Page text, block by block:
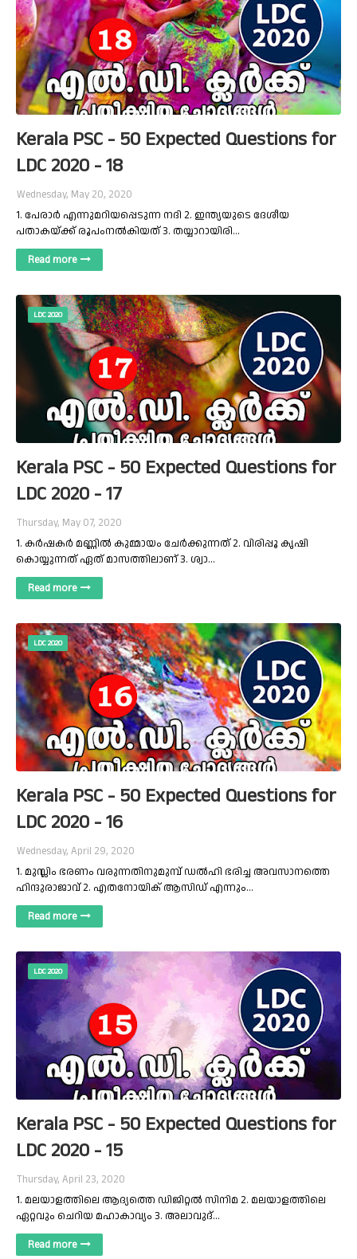
Kerala PSC - 50 Expected Questions for
LDC 2020 - 18
Wednesday, May 20, 2020
1. പേരാർ എന്നുമറിയപ്പെടുന്ന നദി 2. ഇന്ത്യയുടെ ദേശീയ
പതാകയ്ക്ക് രൂപംനൽകിയത് 3. തയ്യാറായിരി…
Read more
LDC 2020
Kerala PSC - 50 Expected Questions for
LDC 2020 - 17
Thursday, May 07, 2020
1. കർഷകർ മണ്ണിൽ കുമ്മായം ചേർക്കുന്നത് 2. വിരിപ്പൂ കൃഷി
കൊയ്യുന്നത് ഏത് മാസത്തിലാണ് 3. ശ്വാ…
Read more
LDC 2020
Kerala PSC - 50 Expected Questions for
LDC 2020 - 16
Wednesday, April 29, 2020
1. മുസ്ലിം ഭരണം വരുന്നതിനുമുമ്പ് ഡൽഹി ഭരിച്ച അവസാനത്തെ
ഹിന്ദുരാജാവ് 2. എതനോയിക് ആസിഡ് എന്നും…
Read more
LDC 2020
Kerala PSC - 50 Expected Questions for
LDC 2020 - 15
Thursday, April 23, 2020
1. മലയാളത്തിലെ ആദ്യത്തെ ഡിജിറ്റൽ സിനിമ 2. മലയാളത്തിലെ
ഏറ്റവും ചെറിയ മഹാകാവ്യം 3. അലാവുദ്…
Read more